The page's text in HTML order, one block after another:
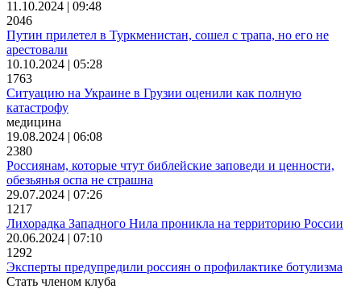
11.10.2024 | 09:48
2046
Путин прилетел в Туркменистан, сошел с трапа, но его не
арестовали
10.10.2024 | 05:28
1763
Ситуацию на Украине в Грузии оценили как полную
катастрофу
медицина
19.08.2024 | 06:08
2380
Россиянам, которые чтут библейские заповеди и ценности,
обезьянья оспа не страшна
29.07.2024 | 07:26
1217
Лихорадка Западного Нила проникла на территорию России
20.06.2024 | 07:10
1292
Эксперты предупредили россиян о профилактике ботулизма
Стать членом клуба